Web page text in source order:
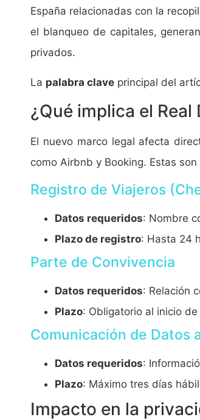
España relacionadas con la
el blanqueo de capitales,
privados.
La palabra clave principal del
¿Qué implica el
El nuevo marco legal afecta
como Airbnb y Booking. Estas
Registro de Viajeros
Datos requeridos: Nombre
Plazo de registro: Hasta 24
Parte de Convivencia
Datos requeridos: Relación
Plazo: Obligatorio al inicio
Comunicación de Datos
Datos requeridos:
Plazo: Máximo tres días
Impacto en la